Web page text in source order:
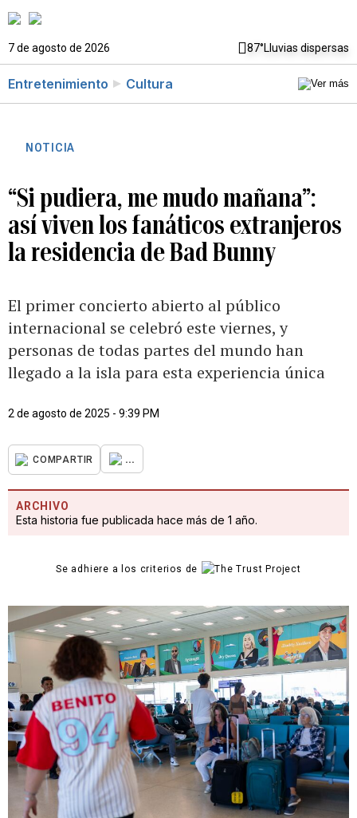
7 de agosto de 2026 87°Lluvias dispersas
Entretenimiento Cultura
NOTICIA
“Si pudiera, me mudo mañana”:
así viven los fanáticos extranjeros
la residencia de Bad Bunny
El primer concierto abierto al público
internacional se celebró este viernes, y
personas de todas partes del mundo han
llegado a la isla para esta experiencia única
2 de agosto de 2025 - 9:39 PM
COMPARTIR ...
ARCHIVO
Esta historia fue publicada hace más de 1 año.
Se adhiere a los criterios de